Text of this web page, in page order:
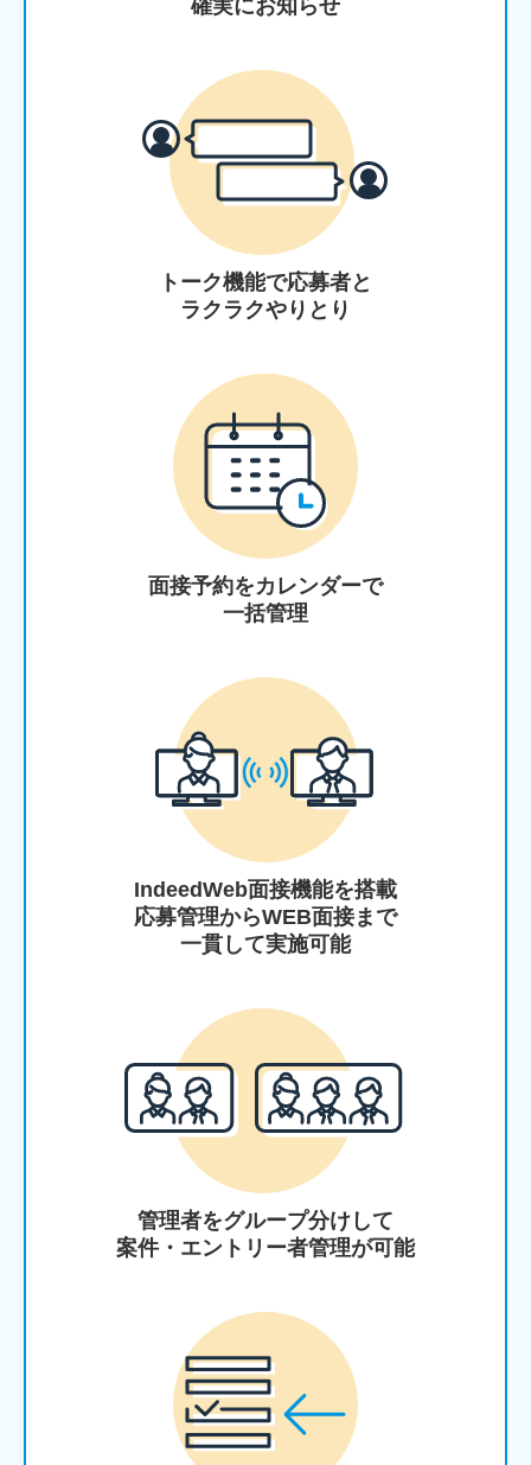
確実にお知らせ
トーク機能で応募者と
ラクラクやりとり
面接予約をカレンダーで
一括管理
IndeedWeb面接機能を搭載
応募管理からWEB面接まで
一貫して実施可能
管理者をグループ分けして
案件・エントリー者管理が可能